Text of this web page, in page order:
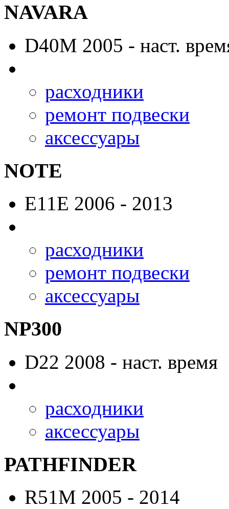
NAVARA
D40M 2005 - наст.
расходники
ремонт подвески
аксессуары
NOTE
E11E 2006 - 2013
расходники
ремонт подвески
аксессуары
NP300
D22 2008 - наст. время
расходники
аксессуары
PATHFINDER
R51M 2005 - 2014